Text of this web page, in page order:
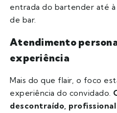
entrada do bartender até à
de bar.
Atendimento
experiência
Mais do que flair, o foco
experiência do convidado.
descontraído,